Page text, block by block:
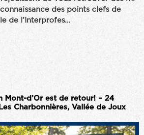
des points clefs de
de l’Interprofes…
Mont-d’Or est de retour! – 24
Charbonnières, Vallée de Joux